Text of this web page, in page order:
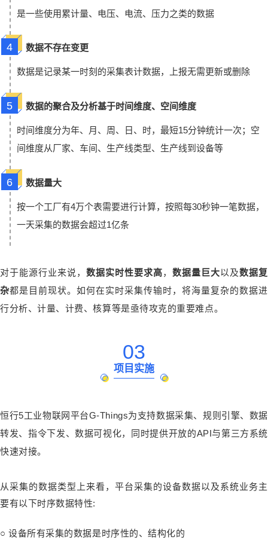
是一些使用累计量、电压、电流、压力之类的数据
4 数据不存在变更
数据是记录某一时刻的采集表计数据，上报无需更新或删除
5 数据的聚合及分析基于时间维度、空间维度
时间维度分为年、月、周、日、时，最短15分钟统计一次；空
间维度从厂家、车间、生产线类型、生产线到设备等
6 数据量大
按一个工厂有4万个表需要进行计算，按照每30秒钟一笔数据，
一天采集的数据会超过1亿条
对于能源行业来说，数据实时性要求高，数据量巨大以及数据复
杂都是目前现状。如何在实时采集传输时，将海量复杂的数据进
行分析、计量、计费、核算等是亟待攻克的重要难点。
03
项目实施
恒行5工业物联网平台G-Things为支持数据采集、规则引擎、数据
转发、指令下发、数据可视化，同时提供开放的API与第三方系统
快速对接。
从采集的数据类型上来看，平台采集的设备数据以及系统业务主
要有以下时序数据特性:
○ 设备所有采集的数据是时序性的、结构化的